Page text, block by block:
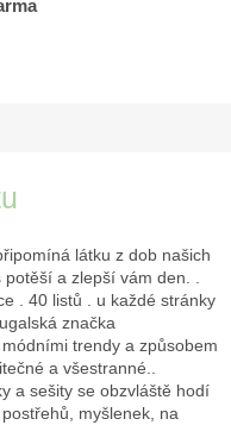
látku z dob našich
a zlepší vám den. .
. 40 listů . u každé stránky
značka
trendy a způsobem
a všestranné..
a sešity se obzvláště hodí
myšlenek, na